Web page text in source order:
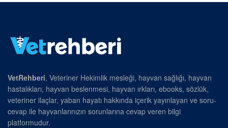
VetRehberi, Veteriner Hekimlik mesleği, hayvan sağlığı, hayvan
hastalıkları, hayvan beslenmesi, hayvan ırkları, ebooks, sözlük,
veteriner ilaçlar, yaban hayatı hakkında içerik yayınlayan ve soru-
cevap ile hayvanlarınızın sorunlarına cevap veren bilgi
platformudur.